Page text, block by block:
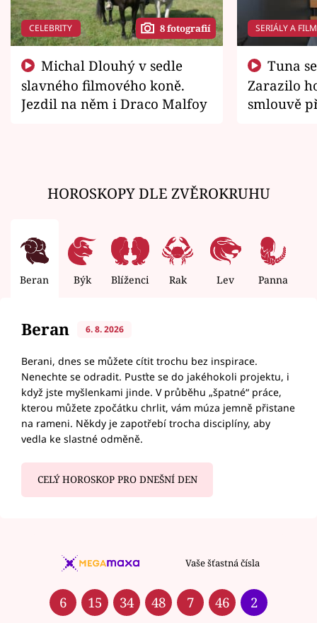
CELEBRITY 8 fotografií
slavného filmového koně.
Jezdil na něm i Draco Malfoy
SERIÁLY A
Zarazilo
smlouvě
HOROSKOPY DLE ZVĚROKRUHU
Beran Býk Blíženci Rak Lev Panna
Beran 6. 8. 2026
Berani, dnes se můžete cítit trochu bez inspirace.
Nenechte se odradit. Pusťte se do jakéhokoli projektu, i
když jste myšlenkami jinde. V průběhu „špatné“ práce,
kterou můžete zpočátku chrlit, vám múza jemně přistane
na rameni. Někdy je zapotřebí trocha disciplíny, aby
vedla ke slastné odměně.
CELÝ HOROSKOP PRO DNEŠNÍ DEN
Vaše šťastná čísla
6 15 34 48 7 46 2